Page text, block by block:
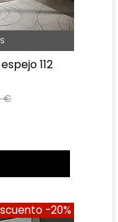
112
€
-20%